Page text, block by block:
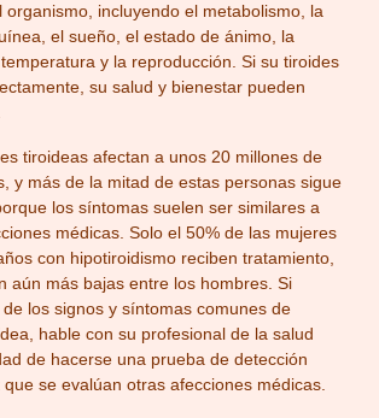
organismo, incluyendo el metabolismo, la
el sueño, el estado de ánimo, la
y la reproducción. Si su tiroides
su salud y bienestar pueden
tiroideas afectan a unos 20 millones de
y más de la mitad de estas personas sigue
los síntomas suelen ser similares a
médicas. Solo el 50% de las mujeres
con hipotiroidismo reciben tratamiento,
aún más bajas entre los hombres. Si
los signos y síntomas comunes de
hable con su profesional de la salud
de hacerse una prueba de detección
se evalúan otras afecciones médicas.